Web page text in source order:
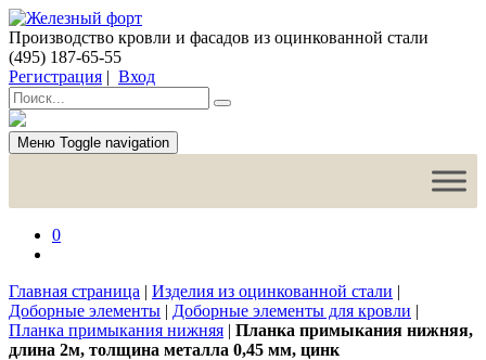
Производство кровли и фасадов из оцинкованной стали
(495) 187-65-55
Регистрация | Вход
Меню Toggle navigation
0
Главная страница | Изделия из оцинкованной стали |
Доборные элементы | Доборные элементы для кровли |
Планка примыкания нижняя | Планка примыкания нижняя,
длина 2м, толщина металла 0,45 мм, цинк